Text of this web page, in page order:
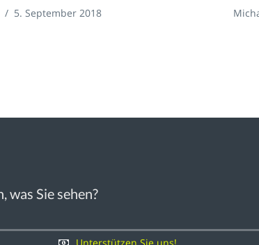
/ 5. September 2018
was Sie sehen?
Unterstützen Sie uns!